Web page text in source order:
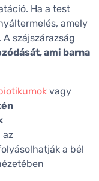
Ha a test
amely
szájszárazság
ami barna
vagy
az
a bél